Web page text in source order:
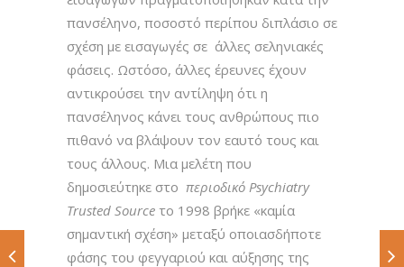
πανσέληνο, ποσοστό περίπου διπλάσιο σε
σχέση με εισαγωγές σε άλλες σεληνιακές
φάσεις. Ωστόσο, άλλες έρευνες έχουν
αντικρούσει την αντίληψη ότι η
πανσέληνος κάνει τους ανθρώπους πιο
πιθανό να βλάψουν τον εαυτό τους και
τους άλλους. Μια μελέτη που
δημοσιεύτηκε στο περιοδικό Psychiatry
Trusted Source το 1998 βρήκε «καμία
σημαντική σχέση» μεταξύ οποιασδήποτε
φάσης του φεγγαριού και αύξησης της